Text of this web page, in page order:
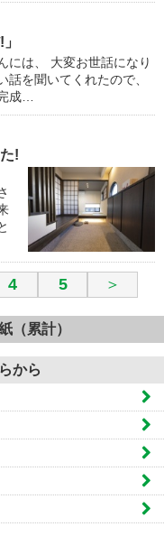
には、 大変お世話になり
話を聞いてくれたので、
成…
!
4 5 ＞
（累計）
から